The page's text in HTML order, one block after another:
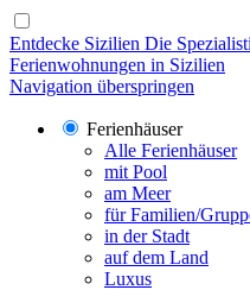
Entdecke Sizilien Die
Ferienwohnungen in Sizilien
Navigation überspringen
Ferienhäuser
Alle Ferienhäuser
mit Pool
am Meer
für Familien/
in der Stadt
auf dem Land
Luxus